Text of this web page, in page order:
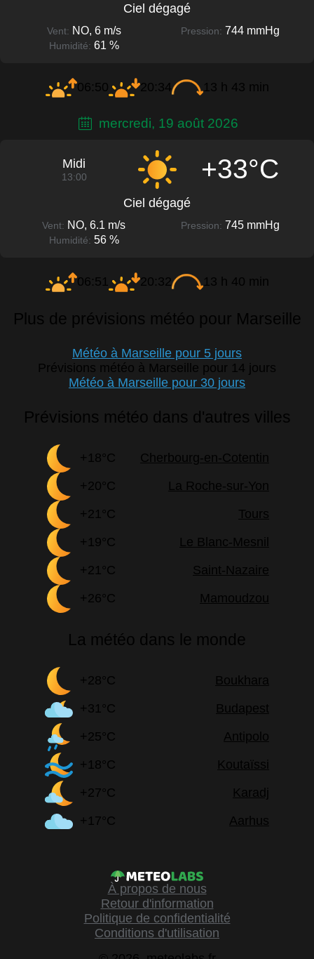
Ciel dégagé
Vent: NO, 6 m/s Pression: 744 mmHg
Humidité: 61 %
06:50 20:34 13 h 43 min
mercredi, 19 août 2026
Midi
13:00 +33°C
Ciel dégagé
Vent: NO, 6.1 m/s Pression: 745 mmHg
Humidité: 56 %
06:51 20:32 13 h 40 min
Plus de prévisions météo pour Marseille
Météo à Marseille pour 5 jours
Prévisions météo à Marseille pour 14 jours
Météo à Marseille pour 30 jours
Prévisions météo dans d'autres villes
+18°C
Cherbourg-en-Cotentin
+20°C
La Roche-sur-Yon
+21°C
Tours
+19°C
Le Blanc-Mesnil
+21°C
Saint-Nazaire
+26°C
Mamoudzou
La météo dans le monde
+28°C
Boukhara
+31°C
Budapest
+25°C
Antipolo
+18°C
Koutaïssi
+27°C
Karadj
+17°C
Aarhus
À propos de nous
Retour d'information
Politique de confidentialité
Conditions d'utilisation